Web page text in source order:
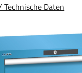
Technische Daten